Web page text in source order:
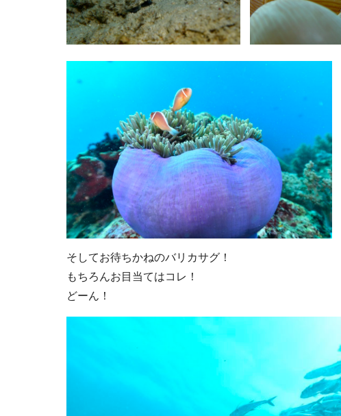
そしてお待ちかねのバリカサグ！
もちろんお目当てはコレ！
どーん！